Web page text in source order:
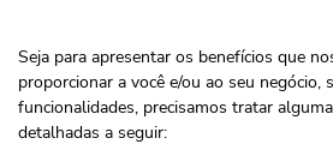
Seja para apresentar os benefícios que
proporcionar a você e/ou ao seu negócio,
funcionalidades, precisamos tratar
detalhadas a seguir: